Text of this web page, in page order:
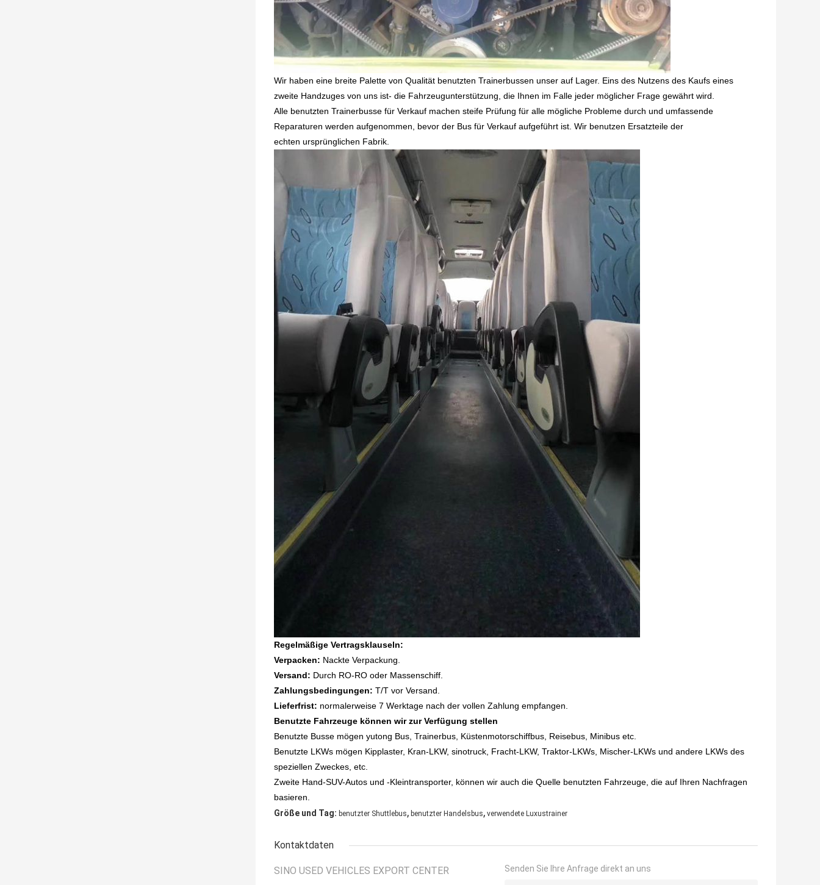
Wir haben eine breite Palette von Qualität benutzten Trainerbussen unser auf Lager. Eins des Nutzens des Kaufs eines
zweite Handzuges von uns ist- die Fahrzeugunterstützung, die Ihnen im Falle jeder möglicher Frage gewährt wird.
Alle benutzten Trainerbusse für Verkauf machen steife Prüfung für alle mögliche Probleme durch und umfassende
Reparaturen werden aufgenommen, bevor der Bus für Verkauf aufgeführt ist. Wir benutzen Ersatzteile der
echten ursprünglichen Fabrik.
Regelmäßige Vertragsklauseln:
Verpacken: Nackte Verpackung.
Versand: Durch RO-RO oder Massenschiff.
Zahlungsbedingungen: T/T vor Versand.
Lieferfrist: normalerweise 7 Werktage nach der vollen Zahlung empfangen.
Benutzte Fahrzeuge können wir zur Verfügung stellen
Benutzte Busse mögen yutong Bus, Trainerbus, Küstenmotorschiffbus, Reisebus, Minibus etc.
Benutzte LKWs mögen Kipplaster, Kran-LKW, sinotruck, Fracht-LKW, Traktor-LKWs, Mischer-LKWs und andere LKWs des
speziellen Zweckes, etc.
Zweite Hand-SUV-Autos und -Kleintransporter, können wir auch die Quelle benutzten Fahrzeuge, die auf Ihren Nachfragen
basieren.
Größe und Tag: benutzter Shuttlebus, benutzter Handelsbus, verwendete Luxustrainer
Kontaktdaten
SINO USED VEHICLES EXPORT CENTER Senden Sie Ihre Anfrage direkt an uns